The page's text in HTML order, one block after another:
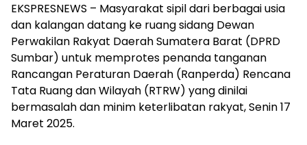
EKSPRESNEWS – Masyarakat sipil dari berbagai usia
dan kalangan datang ke ruang sidang Dewan
Perwakilan Rakyat Daerah Sumatera Barat (DPRD
Sumbar) untuk memprotes penanda tanganan
Rancangan Peraturan Daerah (Ranperda) Rencana
Tata Ruang dan Wilayah (RTRW) yang dinilai
bermasalah dan minim keterlibatan rakyat, Senin 17
Maret 2025.